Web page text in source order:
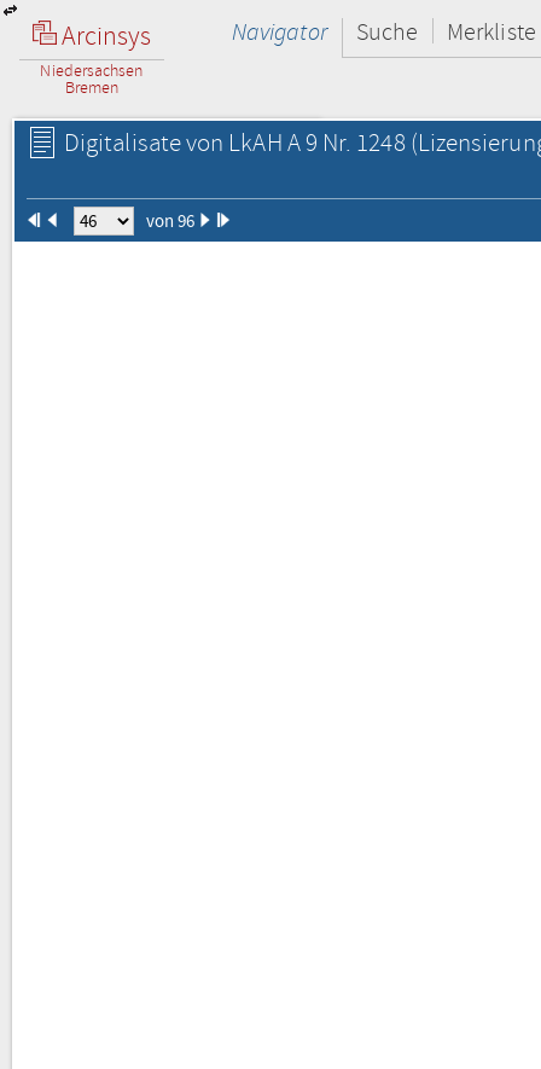
Arcinsys
Niedersachsen
Bremen
Navigator Suche Merkliste
Digitalisate von LkAH A 9 Nr. 1248
von 96